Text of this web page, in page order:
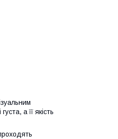
а її якість